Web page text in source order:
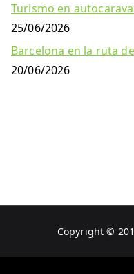
Turismo en
25/06/2026
Barcelona en la ruta
20/06/2026
Copyright ©